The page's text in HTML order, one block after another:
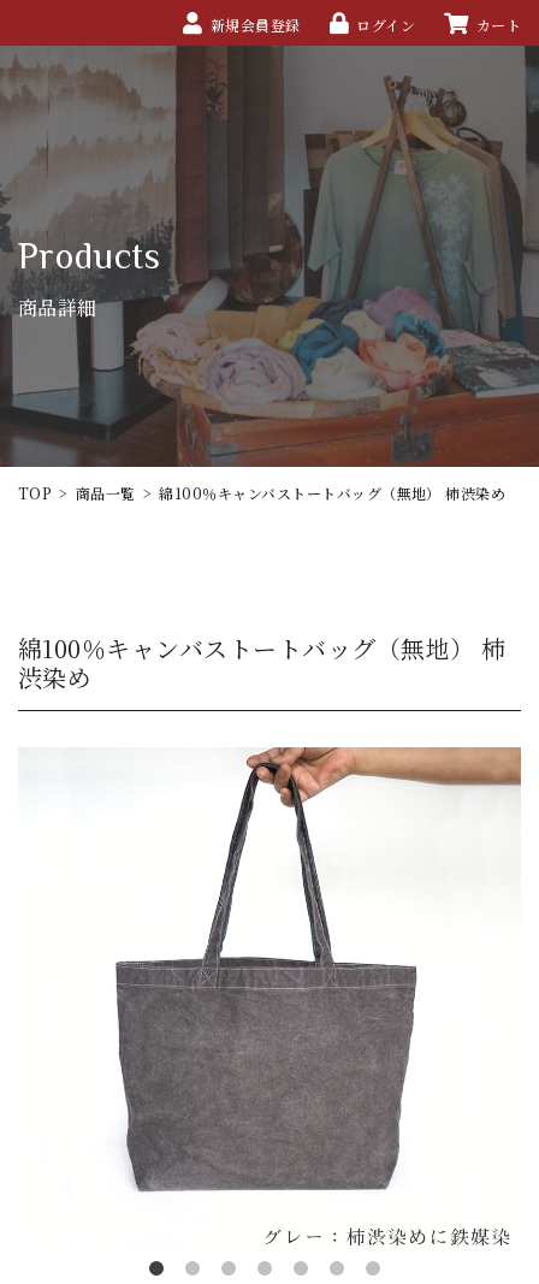
新規会員登録 ログイン カート
Products
商品詳細
TOP > 商品一覧 > 綿100％キャンバストートバッグ（無地） 柿渋染め
綿100％キャンバストートバッグ（無地） 柿
渋染め